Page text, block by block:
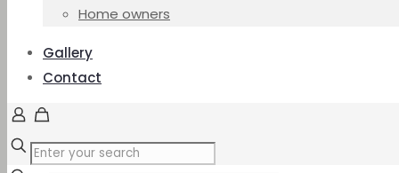
Home owners
Gallery
Contact